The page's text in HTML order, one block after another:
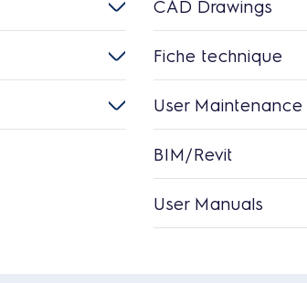
CAD Drawings
Fiche technique
User Maintenance
BIM/Revit
User Manuals